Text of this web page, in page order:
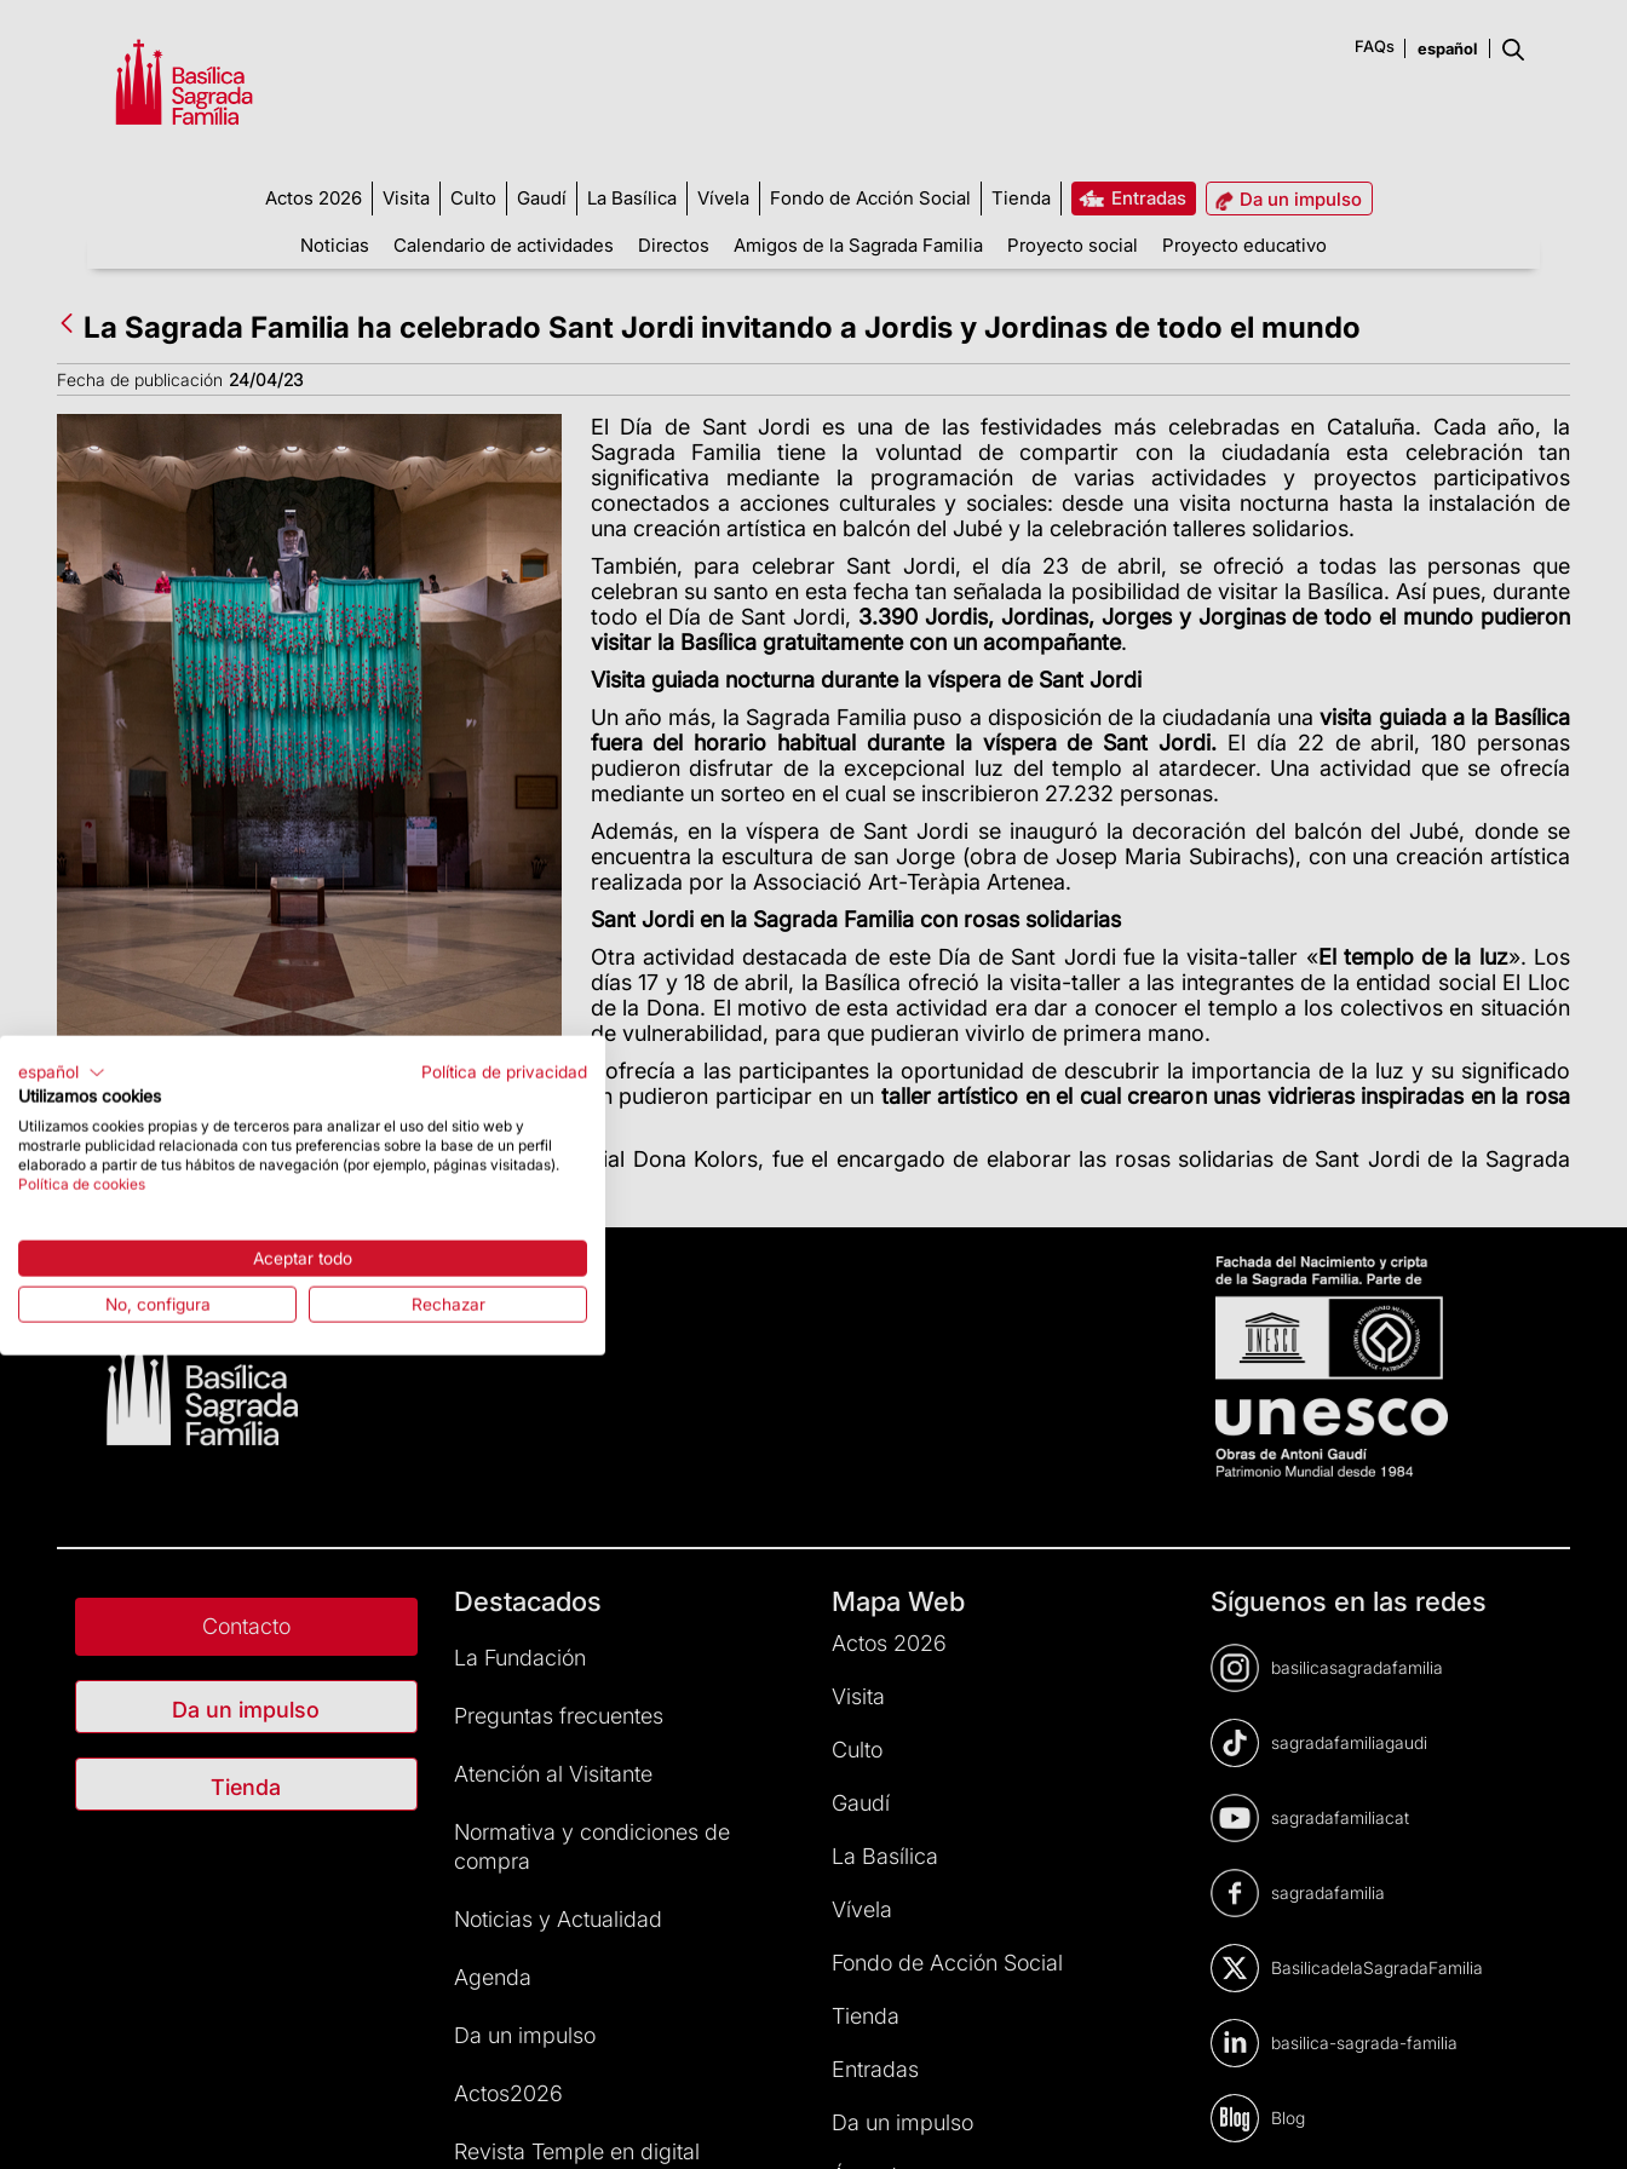
FAQs
Actos 2026 Visita Culto Gaudí La Basílica Vívela Fondo de Acción Social Tienda Entradas
Da un impulso
Noticias
Calendario de actividades Directos Amigos de la Sagrada Familia Proyecto social Proyecto educativo
La Sagrada Familia ha celebrado Sant Jordi invitando a Jordis y Jordinas de todo el mundo
Fecha de publicación 24/04/23
El Día de Sant Jordi es una de las festividades más celebradas en Cataluña. Cada año, la
Sagrada Familia tiene la voluntad de compartir con la ciudadanía esta celebración tan
significativa mediante la programación de varias actividades y proyectos participativos
conectados a acciones culturales y sociales: desde una visita nocturna hasta la instalación de
una creación artística en balcón del Jubé y la celebración talleres solidarios.
También, para celebrar Sant Jordi, el día 23 de abril, se ofreció a todas las personas que
celebran su santo en esta fecha tan señalada la posibilidad de visitar la Basílica. Así pues, durante
todo el Día de Sant Jordi, 3.390 Jordis, Jordinas, Jorges y Jorginas de todo el mundo pudieron
visitar la Basílica gratuitamente con un acompañante.
Visita guiada nocturna durante la víspera de Sant Jordi
Un año más, la Sagrada Familia puso a disposición de la ciudadanía unavisita guiada a la Basílica
fuera del horario habitual durante la víspera de Sant Jordi. El día 22 de abril, 180 personas
pudieron disfrutar de la excepcional luz del templo al atardecer. Una actividad que se ofrecía
mediante un sorteo en el cual se inscribieron 27.232 personas.
Además, en la víspera de Sant Jordi se inauguró la decoración del balcón del Jubé, donde se
encuentra la escultura de san Jorge (obra de Josep Maria Subirachs), con una creación artística
realizada por la Associació Art-Teràpia Artenea.
Sant Jordi en la Sagrada Familia con rosas solidarias
Otra actividad destacada de este Día de Sant Jordi fue la visita-taller «El templo de la luz». Los
días 17 y 18 de abril, la Basílica ofreció la visita-taller a las integrantes de la entidad social El Lloc
de la Dona. El motivo de esta actividad era dar a conocer el templo a los colectivos en situación
de vulnerabilidad, para que pudieran vivirlo de primera mano.
En este sentido, la
visita guiada «El templo de la luz»ofrecía a las participantes la oportunidad de descubrir la importancia de la luz y su significado
cargado de esperanza y sentido vital, y a continuación pudieron participar en un taller artístico en el cual crearon unas vidrieras inspiradas en la rosa
de Sant Jordi.
Además, El Lloc de la Dona, a través de su taller social Dona Kolors, fue el encargado de elaborar las rosas solidarias de Sant Jordi de la Sagrada
Familia, unas rosas que cosieron a mano.
Contacto
Da un impulso
Tienda
Destacados
La Fundación
Preguntas frecuentes
Atención al Visitante
Normativa y condiciones de
compra
Noticias y Actualidad
Agenda
Da un impulso
Actos2026
Revista Temple en digital
Mapa Web
Actos 2026
Visita
Culto
Gaudí
La Basílica
Vívela
Fondo de Acción Social
Tienda
Entradas
Da un impulso
Síguenos en las redes
basilicasagradafamilia
sagradafamiliagaudi
sagradafamiliacat
sagradafamilia
BasilicadelaSagradaFamilia
basilica-sagrada-familia
Blog
español
Política de privacidad
Utilizamos cookies
Utilizamos cookies propias y de terceros para analizar el uso del sitio web y
mostrarle publicidad relacionada con tus preferencias sobre la base de un perfil
elaborado a partir de tus hábitos de navegación (por ejemplo, páginas visitadas).
Política de cookies
Aceptar todo
No, configura Rechazar